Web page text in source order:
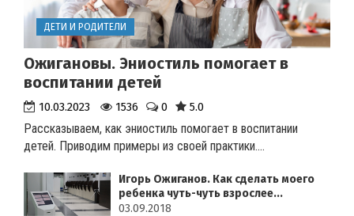
ДЕТИ И РОДИТЕЛИ
Ожигановы. Эниостиль помогает в
воспитании детей
10.03.2023 1536 0 5.0
Рассказываем, как эниостиль помогает в воспитании
детей. Приводим примеры из своей практики....
Игорь Ожиганов. Как сделать моего
ребенка чуть-чуть взрослее...
03.09.2018